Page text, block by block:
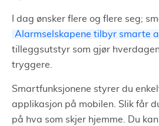
I dag ønsker flere og flere seg;
Alarmselskapene tilbyr smarte
tilleggsutstyr som gjør
tryggere.
Smartfunksjonene styrer du
applikasjon på mobilen. Slik får
på hva som skjer hjemme. Du